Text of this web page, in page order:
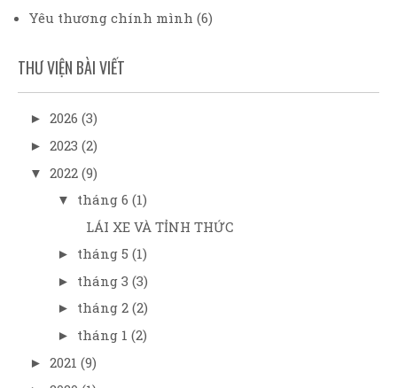
Yêu thương chính mình (6)
THƯ VIỆN BÀI VIẾT
► 2026 (3)
► 2023 (2)
▼ 2022 (9)
▼ tháng 6 (1)
LÁI XE VÀ TỈNH THỨC
► tháng 5 (1)
► tháng 3 (3)
► tháng 2 (2)
► tháng 1 (2)
► 2021 (9)